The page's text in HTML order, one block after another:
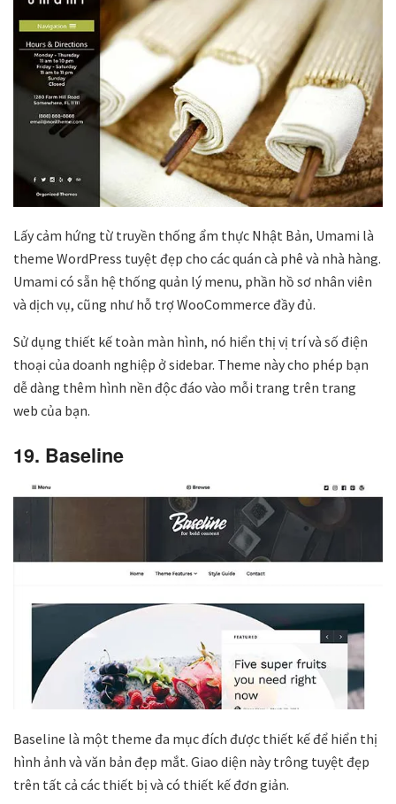
Lấy cảm hứng từ truyền thống ẩm thực Nhật Bản, Umami là
theme WordPress tuyệt đẹp cho các quán cà phê và nhà hàng.
Umami có sẵn hệ thống quản lý menu, phần hồ sơ nhân viên
và dịch vụ, cũng như hỗ trợ WooCommerce đầy đủ.
Sử dụng thiết kế toàn màn hình, nó hiển thị vị trí và số điện
thoại của doanh nghiệp ở sidebar. Theme này cho phép bạn
dễ dàng thêm hình nền độc đáo vào mỗi trang trên trang
web của bạn.
19. Baseline
Baseline là một theme đa mục đích được thiết kế để hiển thị
hình ảnh và văn bản đẹp mắt. Giao diện này trông tuyệt đẹp
trên tất cả các thiết bị và có thiết kế đơn giản.